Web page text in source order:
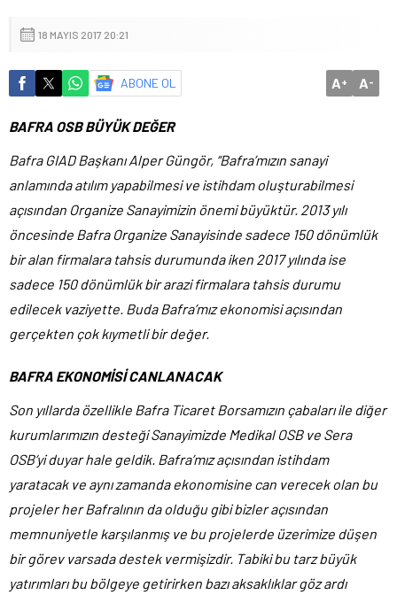
18 MAYIS 2017 20:21
ABONE OL A+ A-
BAFRA OSB BÜYÜK DEĞER
Bafra GIAD Başkanı Alper Güngör, “Bafra’mızın sanayi
anlamında atılım yapabilmesi ve istihdam oluşturabilmesi
açısından Organize Sanayimizin önemi büyüktür. 2013 yılı
öncesinde Bafra Organize Sanayisinde sadece 150 dönümlük
bir alan firmalara tahsis durumunda iken 2017 yılında ise
sadece 150 dönümlük bir arazi firmalara tahsis durumu
edilecek vaziyette. Buda Bafra’mız ekonomisi açısından
gerçekten çok kıymetli bir değer.
BAFRA EKONOMİSİ CANLANACAK
Son yıllarda özellikle Bafra Ticaret Borsamızın çabaları ile diğer
kurumlarımızın desteği Sanayimizde Medikal OSB ve Sera
OSB‘yi duyar hale geldik. Bafra’mız açısından istihdam
yaratacak ve aynı zamanda ekonomisine can verecek olan bu
projeler her Bafralının da olduğu gibi bizler açısından
memnuniyetle karşılanmış ve bu projelerde üzerimize düşen
bir görev varsada destek vermişizdir. Tabiki bu tarz büyük
yatırımları bu bölgeye getirirken bazı aksaklıklar göz ardı